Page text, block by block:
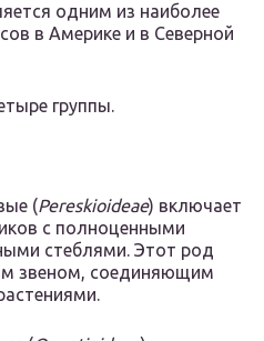
одним из наиболее
в Америке и в Северной
группы.
(Pereskioideae) включает
с полноценными
стеблями. Этот род
звеном, соединяющим